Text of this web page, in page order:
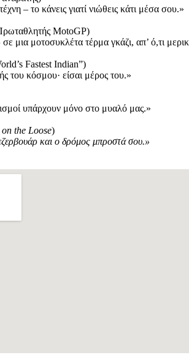
– το κάνεις γιατί νιώθεις κάτι μέσα σου.»
MotoGP)
μια μοτοσυκλέτα τέρμα γκάζι, απ’ ό,τι
Fastest Indian”)
του κόσμου· είσαι μέρος του.»
υπάρχουν μόνο στο μυαλό μας.»
the Loose)
και ο δρόμος μπροστά σου.»